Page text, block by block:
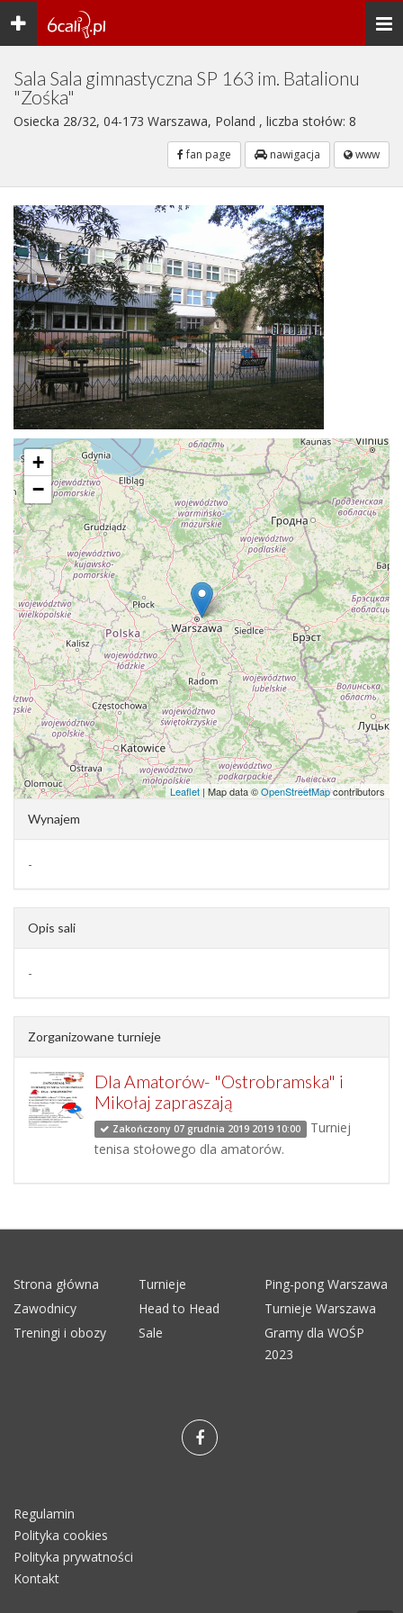
Toggle
navigation
Sala Sala gimnastyczna SP 163 im. Batalionu
"Zośka"
Osiecka 28/32, 04-173 Warszawa, Poland , liczba stołów: 8
fan page nawigacja www
+
−
Leaflet | Map data ©OpenStreetMapcontributors
Wynajem
-
Opis sali
-
Zorganizowane turnieje
Dla Amatorów- "Ostrobramska" i
Mikołaj zapraszają
Zakończony 07 grudnia 2019 2019 10:00 Turniej
tenisa stołowego dla amatorów.
Strona główna Turnieje
Ping-pong Warszawa
Zawodnicy
Head to Head
Turnieje Warszawa
Treningi i obozy
Sale
Gramy dla WOŚP
2023
Regulamin
Polityka cookies
Polityka prywatności
Kontakt